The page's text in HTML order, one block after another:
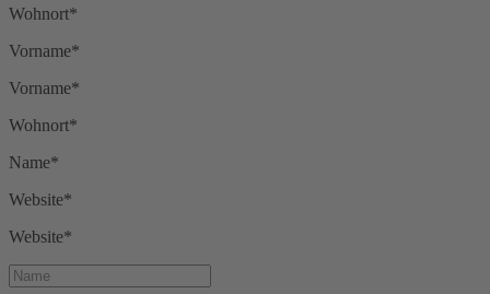
Wohnort*
Vorname*
Vorname*
Wohnort*
Name*
Website*
Website*